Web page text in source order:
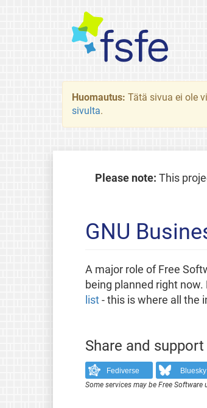
Huomautus: Tätä sivua ei ole
sivulta.
Please note: This
GNU
A major role of Free
being planned right
list- this is where all the
Share and support
Fediverse Bluesky
Some services may be Free Software